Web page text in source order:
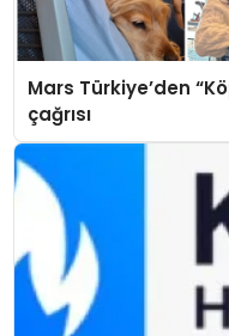
Mars Türkiye’den
çağrısı